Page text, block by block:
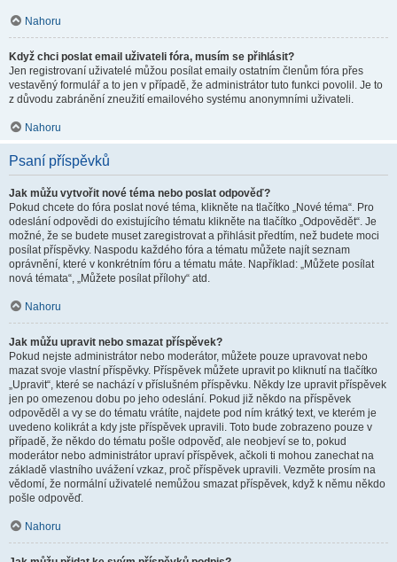
Nahoru
Když chci poslat email uživateli fóra, musím se přihlásit?
Jen registrovaní uživatelé můžou posílat emaily ostatním členům fóra přes
vestavěný formulář a to jen v případě, že administrátor tuto funkci povolil. Je to
z důvodu zabránění zneužití emailového systému anonymními uživateli.
Nahoru
Psaní příspěvků
Jak můžu vytvořit nové téma nebo poslat odpověď?
Pokud chcete do fóra poslat nové téma, klikněte na tlačítko „Nové téma“. Pro
odeslání odpovědi do existujícího tématu klikněte na tlačítko „Odpovědět“. Je
možné, že se budete muset zaregistrovat a přihlásit předtím, než budete moci
posílat příspěvky. Naspodu každého fóra a tématu můžete najít seznam
oprávnění, které v konkrétním fóru a tématu máte. Například: „Můžete posílat
nová témata“, „Můžete posílat přílohy“ atd.
Nahoru
Jak můžu upravit nebo smazat příspěvek?
Pokud nejste administrátor nebo moderátor, můžete pouze upravovat nebo
mazat svoje vlastní příspěvky. Příspěvek můžete upravit po kliknutí na tlačítko
„Upravit“, které se nachází v příslušném příspěvku. Někdy lze upravit příspěvek
jen po omezenou dobu po jeho odeslání. Pokud již někdo na příspěvek
odpověděl a vy se do tématu vrátíte, najdete pod ním krátký text, ve kterém je
uvedeno kolikrát a kdy jste příspěvek upravili. Toto bude zobrazeno pouze v
případě, že někdo do tématu pošle odpověď, ale neobjeví se to, pokud
moderátor nebo administrátor upraví příspěvek, ačkoli ti mohou zanechat na
základě vlastního uvážení vzkaz, proč příspěvek upravili. Vezměte prosím na
vědomí, že normální uživatelé nemůžou smazat příspěvek, když k němu někdo
pošle odpověď.
Nahoru